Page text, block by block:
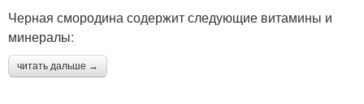
Черная смородина содержит следующие витамины и
минералы:
читать дальше →